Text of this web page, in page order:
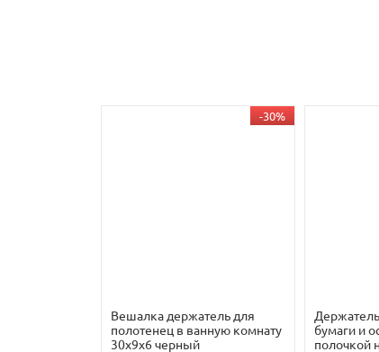
-30%
Вешалка держатель для
полотенец в ванную комнату
30x9x6 черный
бумаги и
полочкой